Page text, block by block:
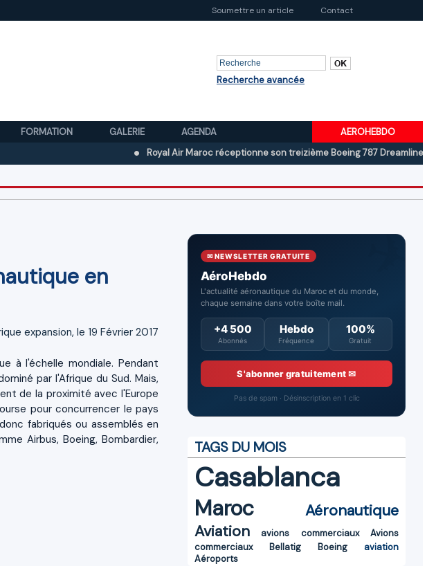
Soumettre un article Contact
Recherche avancée
FORMATION GALERIE AGENDA
AEROHEBDO
Royal Air Maroc réceptionne son treizième Boeing 787 Dreamliner
Boeing
en
expansion, le 19 Février 2017
à l'échelle mondiale. Pendant
par l'Afrique du Sud. Mais,
de la proximité avec l'Europe
pour concurrencer le pays
fabriqués ou assemblés en
Airbus, Boeing, Bombardier,
✉ NEWSLETTER GRATUITE
AéroHebdo
L'actualité aéronautique du Maroc et du monde,
chaque semaine dans votre boîte mail.
+4 500
Abonnés
Hebdo
Fréquence
100%
Gratuit
S'abonner gratuitement ✉
Pas de spam · Désinscription en 1 clic
TAGS DU MOIS
Casablanca
Maroc
Aéronautique
Aviation
avions commerciaux
Avions
commerciaux
Bellatig Boeing
aviation
Aéroports